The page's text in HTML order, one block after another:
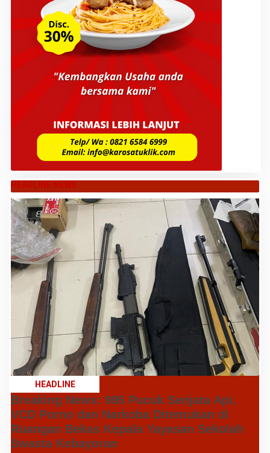
HEADLINE NEWS
HEADLINE
Breaking News: 995 Pucuk Senjata Api,
VCD Porno dan Narkoba Ditemukan di
Ruangan Bekas Kepala Yayasan Sekolah
Swasta Kebayoran